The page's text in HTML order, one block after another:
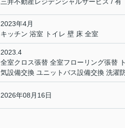
2023年4月
キッチン 浴室 トイレ 壁 床 全室
2023.4
全室クロス張替 全室フローリング張替
気設備交換 ユニットバス設備交換 洗濯
2026年08月16日